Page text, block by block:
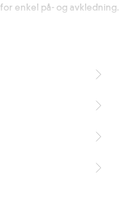
enkel på- og avkledning.